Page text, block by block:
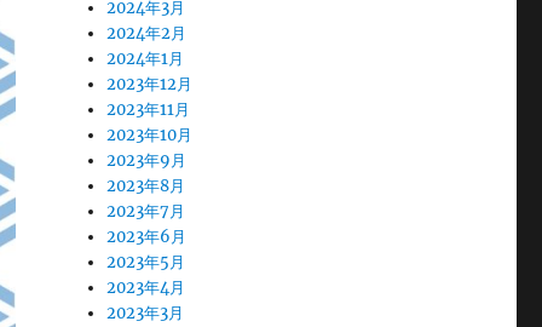
2024年3月
2024年2月
2024年1月
2023年12月
2023年11月
2023年10月
2023年9月
2023年8月
2023年7月
2023年6月
2023年5月
2023年4月
2023年3月